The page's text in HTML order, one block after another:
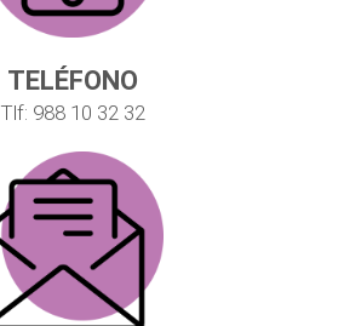
TELÉFONO
Tlf: 988 10 32 32